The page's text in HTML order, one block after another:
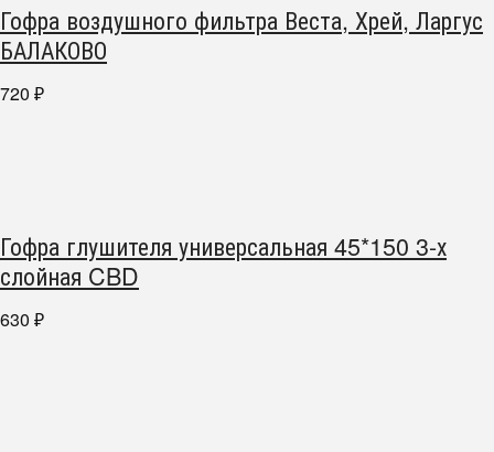
Гофра воздушного фильтра Веста, Хрей, Ларгус
БАЛАКОВО
720 ₽
Гофра глушителя универсальная 45*150 3-х
слойная CBD
630 ₽